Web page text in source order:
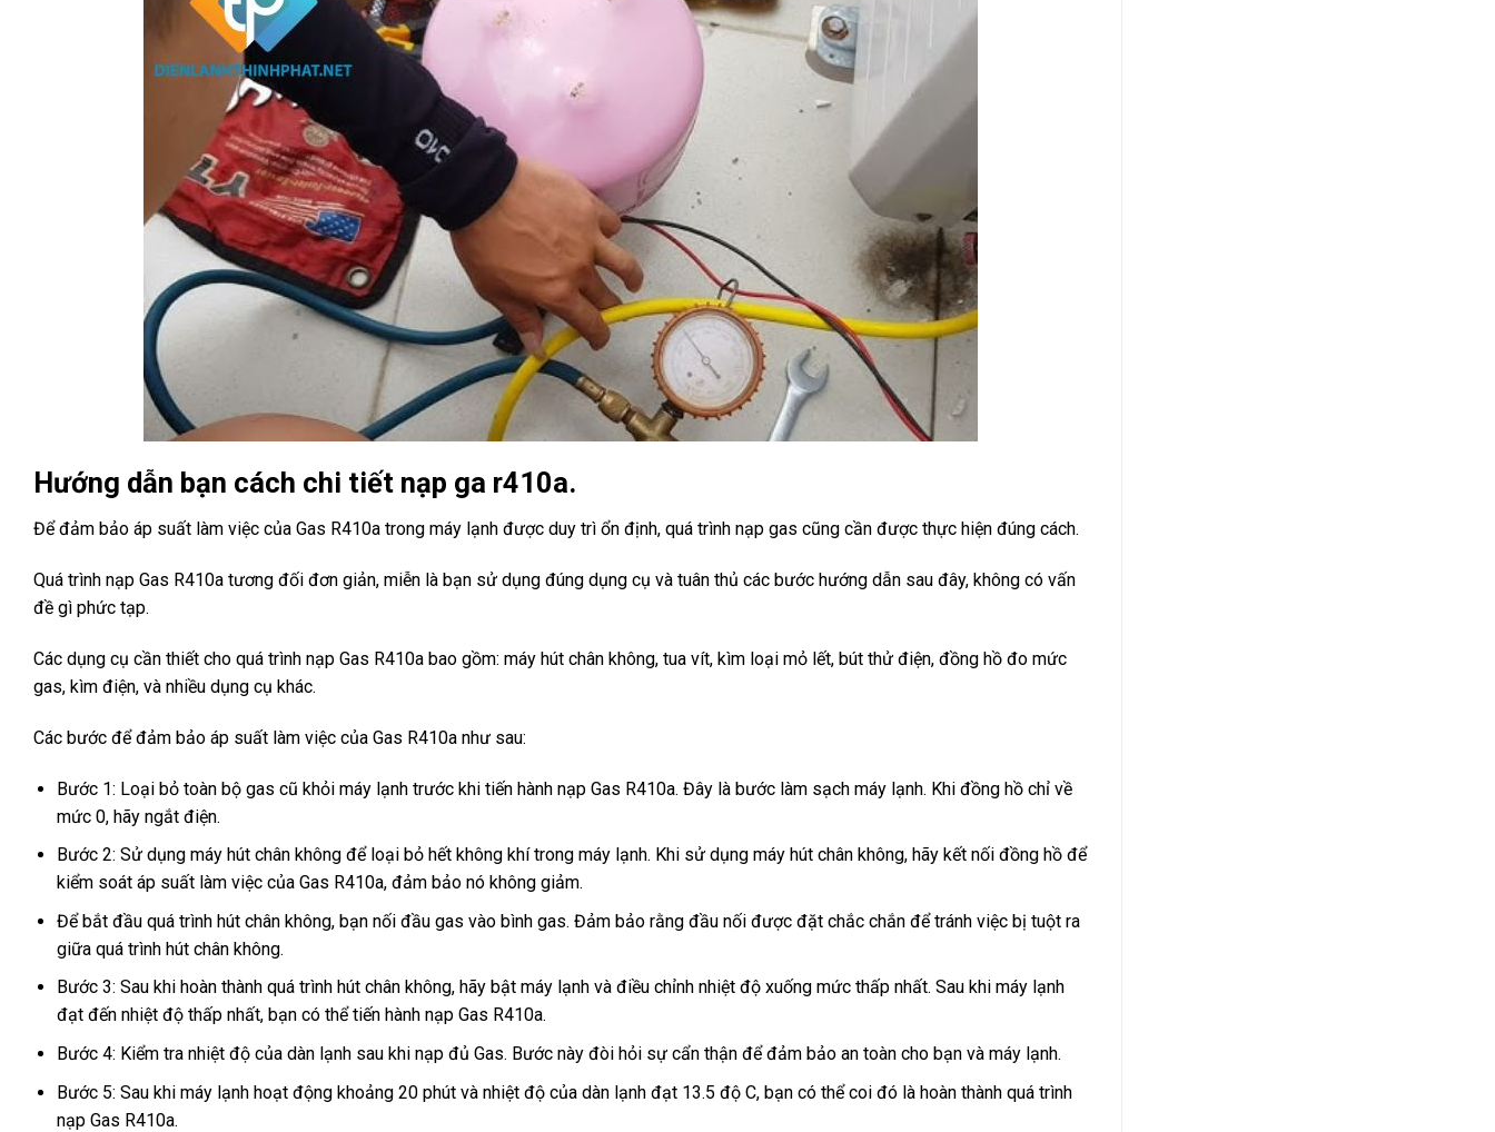
Hướng dẫn bạn cách chi tiết nạp ga r410a.
Để đảm bảo áp suất làm việc của Gas R410a trong máy lạnh được duy trì ổn định, quá trình nạp gas cũng cần được thực hiện đúng cách.
Quá trình nạp Gas R410a tương đối đơn giản, miễn là bạn sử dụng đúng dụng cụ và tuân thủ các bước hướng dẫn sau đây, không có vấn
đề gì phức tạp.
Các dụng cụ cần thiết cho quá trình nạp Gas R410a bao gồm: máy hút chân không, tua vít, kìm loại mỏ lết, bút thử điện, đồng hồ đo mức
gas, kìm điện, và nhiều dụng cụ khác.
Các bước để đảm bảo áp suất làm việc của Gas R410a như sau:
Bước 1: Loại bỏ toàn bộ gas cũ khỏi máy lạnh trước khi tiến hành nạp Gas R410a. Đây là bước làm sạch máy lạnh. Khi đồng hồ chỉ về
mức 0, hãy ngắt điện.
Bước 2: Sử dụng máy hút chân không để loại bỏ hết không khí trong máy lạnh. Khi sử dụng máy hút chân không, hãy kết nối đồng hồ để
kiểm soát áp suất làm việc của Gas R410a, đảm bảo nó không giảm.
Để bắt đầu quá trình hút chân không, bạn nối đầu gas vào bình gas. Đảm bảo rằng đầu nối được đặt chắc chắn để tránh việc bị tuột ra
giữa quá trình hút chân không.
Bước 3: Sau khi hoàn thành quá trình hút chân không, hãy bật máy lạnh và điều chỉnh nhiệt độ xuống mức thấp nhất. Sau khi máy lạnh
đạt đến nhiệt độ thấp nhất, bạn có thể tiến hành nạp Gas R410a.
Bước 4: Kiểm tra nhiệt độ của dàn lạnh sau khi nạp đủ Gas. Bước này đòi hỏi sự cẩn thận để đảm bảo an toàn cho bạn và máy lạnh.
Bước 5: Sau khi máy lạnh hoạt động khoảng 20 phút và nhiệt độ của dàn lạnh đạt 13.5 độ C, bạn có thể coi đó là hoàn thành quá trình
nạp Gas R410a.